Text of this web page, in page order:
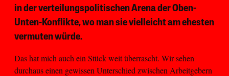
in der verteilungspolitischen Arena der Oben-
Unten-Konflikte, wo man sie vielleicht am ehesten
vermuten würde.
Das hat mich auch ein Stück weit überrascht. Wir sehen
durchaus einen gewissen Unterschied zwischen Arbeitgebern